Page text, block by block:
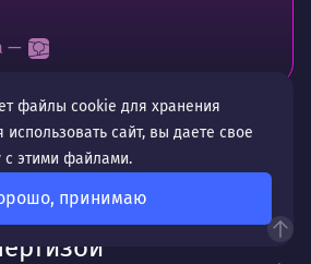
—
файлы cookie для хранения
сайт, вы даете свое
с этими файлами.
принимаю